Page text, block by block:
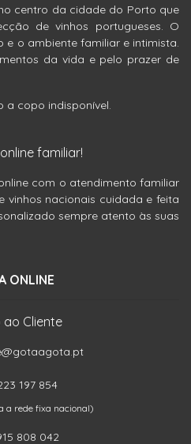
centro da cidade do Porto que
de vinhos portugueses. O
e o ambiente familiar e intimista.
da vida e pelo prazer de
a copo indisponível.
familiar!
com o atendimento familiar
vinhos nacionais cuidada e feita
sempre atento às suas
ONLINE
ao Cliente
197 854
a rede fixa nacional)
808 042